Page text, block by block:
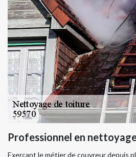
Professionnel en
Exerçant le métier de couvreur depuis